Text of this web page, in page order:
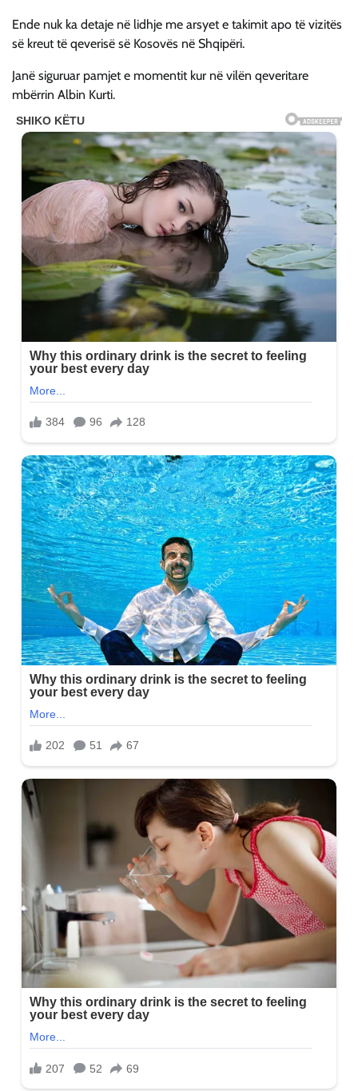
Ende nuk ka detaje në lidhje me arsyet e takimit apo të vizitës
së kreut të qeverisë së Kosovës në Shqipëri.
Janë siguruar pamjet e momentit kur në vilën qeveritare
mbërrin Albin Kurti.